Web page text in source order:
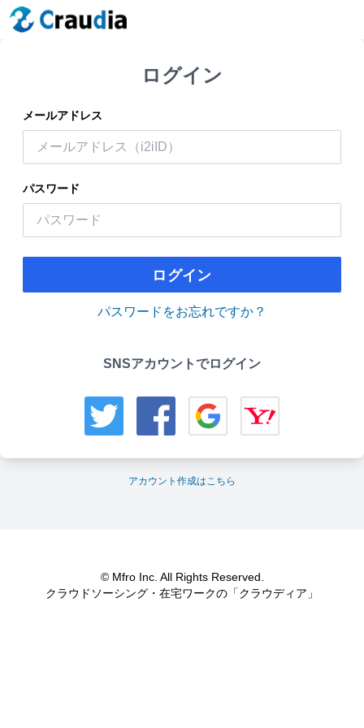
ログイン
メールアドレス
パスワード
ログイン
パスワードをお忘れですか？
SNSアカウントでログイン
アカウント作成はこちら
© Mfro Inc. All Rights Reserved.
クラウドソーシング・在宅ワークの「クラウディア」